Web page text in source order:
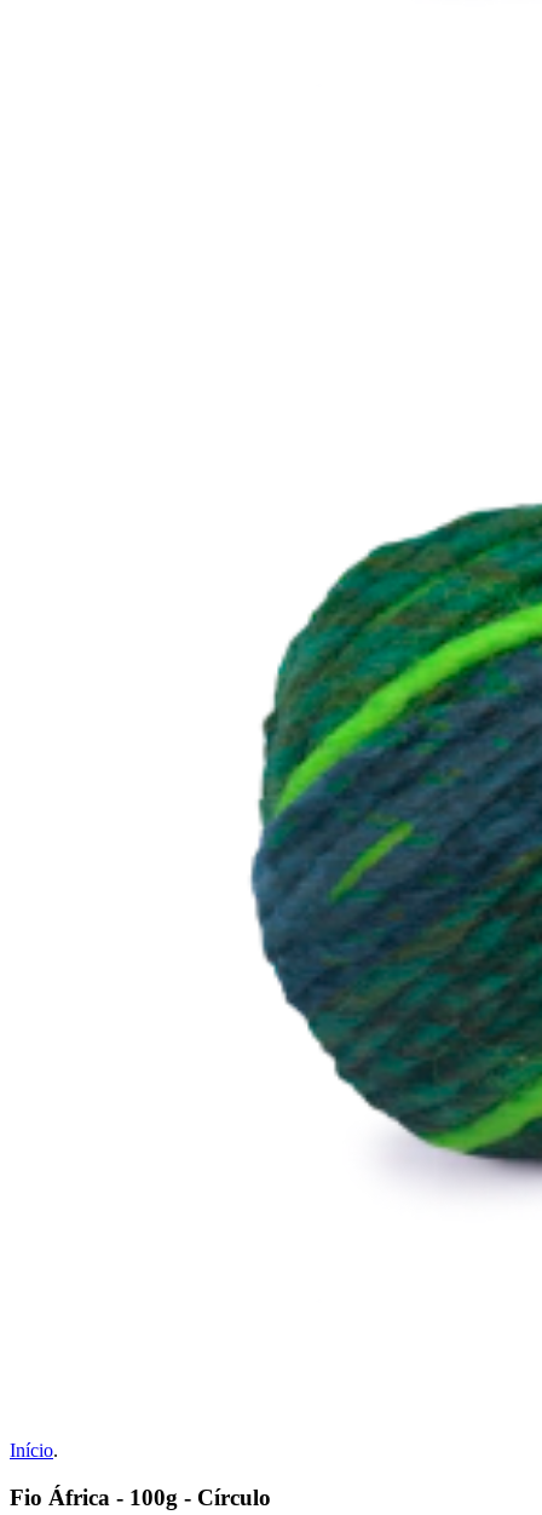
Início.
Fio África - 100g - Círculo